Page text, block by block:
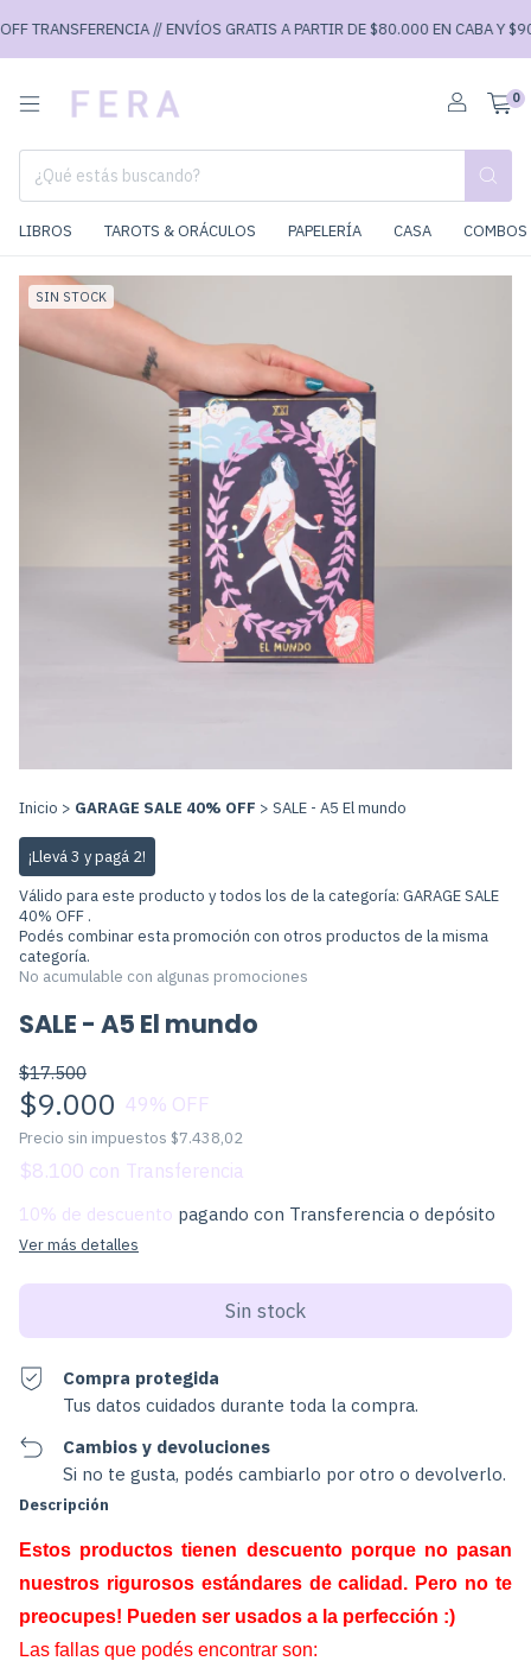
TRANSFERENCIA // ENVÍOS GRATIS A PARTIR DE $80.000 EN CABA Y
0
LIBROS TAROTS & ORÁCULOS PAPELERÍA CASA
SIN STOCK
Inicio > GARAGE SALE 40% OFF > SALE - A5 El mundo
¡Llevá 3 y pagá 2!
Válido para este producto y todos los de la categoría: GARAGE SALE
40% OFF .
Podés combinar esta promoción con otros productos de la misma
categoría.
No acumulable con algunas promociones
SALE - A5 El mundo
$17.500
$9.000 49% OFF
Precio sin impuestos $7.438,02
$8.100 con
10% de descuento pagando con Transferencia o depósito
Ver más detalles
Compra protegida
Tus datos cuidados durante toda la compra.
Cambios y devoluciones
Si no te gusta, podés cambiarlo por otro o devolverlo.
Descripción
Estos productos tienen descuento porque no pasan
nuestros rigurosos estándares de calidad. Pero no te
preocupes! Pueden ser usados a la perfección :)
Las fallas que podés encontrar son: